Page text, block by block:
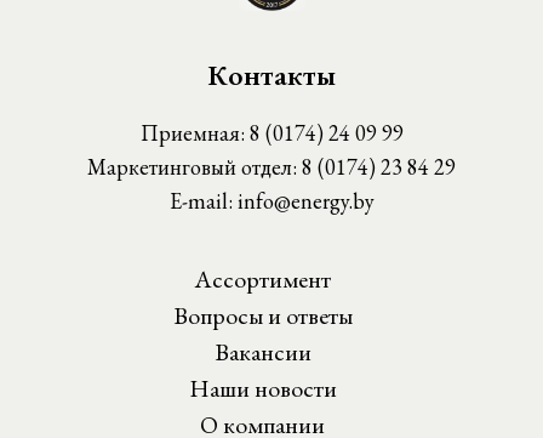
Контакты
Приемная: 8 (0174) 24 09 99
Маркетинговый отдел: 8 (0174) 23 84 29
E-mail: info@energy.by
Ассортимент
Вопросы и ответы
Вакансии
Наши новости
О компании